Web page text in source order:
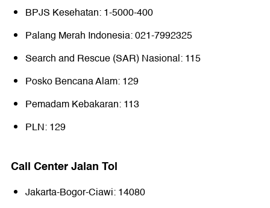
BPJS Kesehatan: 1-5000-400
Palang Merah Indonesia: 021-7992325
Search and Rescue (SAR) Nasional: 115
Posko Bencana Alam: 129
Pemadam Kebakaran: 113
PLN: 129
Call Center Jalan Tol
Jakarta-Bogor-Ciawi: 14080